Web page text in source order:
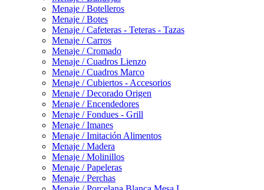
Menaje / Botelleros
Menaje / Botes
Menaje / Cafeteras - Teteras - Tazas
Menaje / Carros
Menaje / Cromado
Menaje / Cuadros Lienzo
Menaje / Cuadros Marco
Menaje / Cubiertos - Accesorios
Menaje / Decorado Origen
Menaje / Encendedores
Menaje / Fondues - Grill
Menaje / Imanes
Menaje / Imitación Alimentos
Menaje / Madera
Menaje / Molinillos
Menaje / Papeleras
Menaje / Perchas